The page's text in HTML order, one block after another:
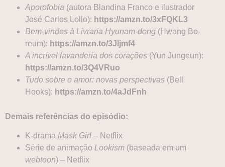
Aporofobia (autora Blandina Franco e ilustrador
José Carlos Lollo): https://amzn.to/3xFQKL3
Bem-vindos à Livraria Hyunam-dong (Hwang Bo-
reum): https://amzn.to/3Jljmf4
A incrível lavanderia dos corações (Yun Jungeun):
https://amzn.to/3Q4VRuo
Tudo sobre o amor: novas perspectivas (Bell
Hooks): https://amzn.to/4aJdFnh
Demais referências do episódio:
K-drama Mask Girl – Netflix
Série de animação Lookism (baseada em um
webtoon) – Netflix